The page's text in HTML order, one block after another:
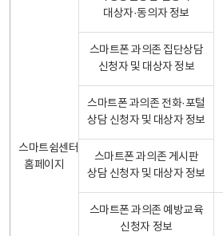
스마트쉼센터
홈페이지
대상자·동의자 정보
스마트폰 과의존 집단상담
신청자 및 대상자 정보
스마트폰 과의존 전화·포털
상담 신청자 및 대상자 정보
스마트폰 과의존 게시판
상담 신청자 및 대상자 정보
스마트폰 과의존 예방교육
신청자 정보